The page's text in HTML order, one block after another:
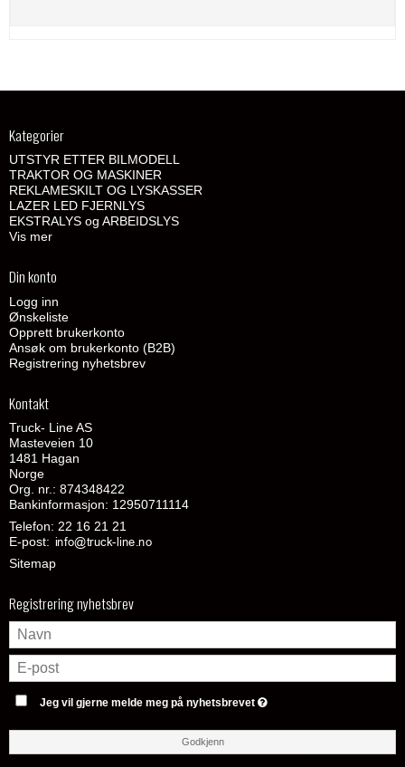
Kategorier
UTSTYR ETTER BILMODELL
TRAKTOR OG MASKINER
REKLAMESKILT OG LYSKASSER
LAZER LED FJERNLYS
EKSTRALYS og ARBEIDSLYS
Vis mer
Din konto
Logg inn
Ønskeliste
Opprett brukerkonto
Ansøk om brukerkonto (B2B)
Registrering nyhetsbrev
Kontakt
Truck- Line AS
Masteveien 10
1481 Hagan
Norge
Org. nr.: 874348422
Bankinformasjon: 12950711114
Telefon: 22 16 21 21
E-post:
Sitemap
Registrering nyhetsbrev
Jeg vil gjerne melde meg på nyhetsbrevet
Godkjenn